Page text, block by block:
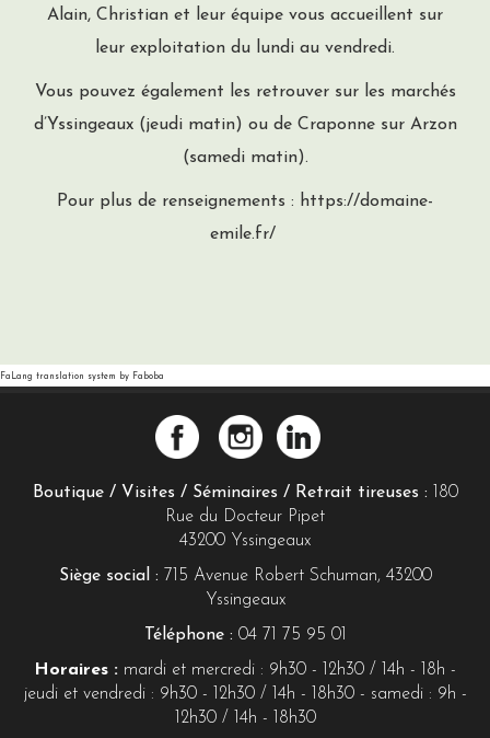
Alain, Christian et leur équipe vous accueillent sur
leur exploitation du lundi au vendredi.
Vous pouvez également les retrouver sur les marchés
d’Yssingeaux (jeudi matin) ou de Craponne sur Arzon
(samedi matin).
Pour plus de renseignements : https://domaine-
emile.fr/
FaLang translation system by Faboba
Boutique / Visites / Séminaires / Retrait tireuses : 180
Rue du Docteur Pipet
43200 Yssingeaux
Siège social : 715 Avenue Robert Schuman, 43200
Yssingeaux
Téléphone : 04 71 75 95 01
Horaires : mardi et mercredi : 9h30 - 12h30 / 14h - 18h -
jeudi et vendredi : 9h30 - 12h30 / 14h - 18h30 - samedi : 9h -
12h30 / 14h - 18h30